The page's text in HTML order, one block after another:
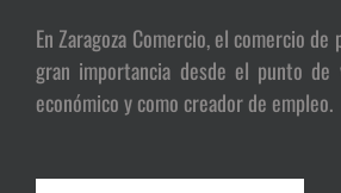
En Zaragoza Comercio, el comercio
gran importancia desde el punto de
económico y como creador de empleo.